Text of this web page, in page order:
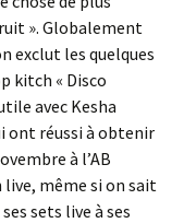
». Globalement
exclut les quelques
kitch « Disco
avec Kesha
ont réussi à obtenir
à l’AB
même si on sait
sets live à ses